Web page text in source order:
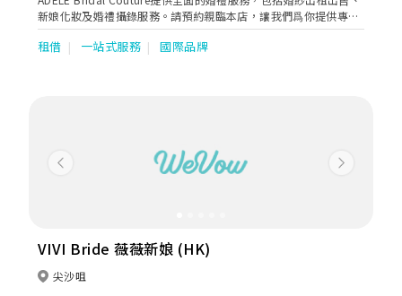
新娘化妝及婚禮攝錄服務。請預約親臨本店，讓我們爲你提供專業
的建議。
租借 一站式服務 國際品牌
Previous Next
VIVI Bride 薇薇新娘 (HK)
尖沙咀